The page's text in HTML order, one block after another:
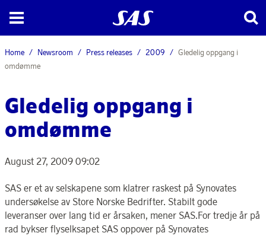
Home Newsroom Press releases 2009
Gledelig oppgang i
omdømme
Gledelig oppgang i
omdømme
August 27, 2009 09:02
SAS er et av selskapene som klatrer raskest på Synovates
undersøkelse av Store Norske Bedrifter. Stabilt gode
leveranser over lang tid er årsaken, mener SAS.For tredje år på
rad bykser flyselksapet SAS oppover på Synovates